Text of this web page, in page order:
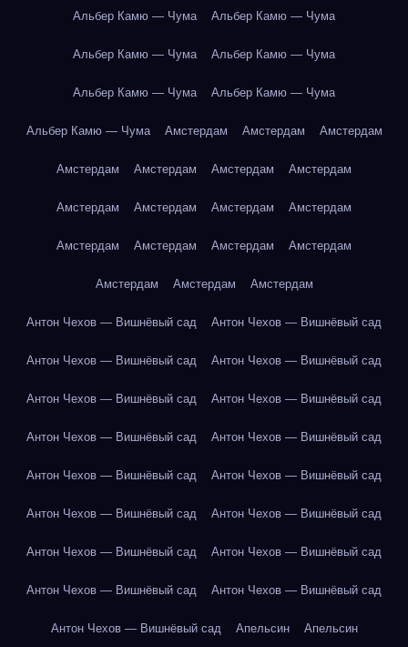
Альбер Камю — Чума Альбер Камю — Чума
Альбер Камю — Чума Альбер Камю — Чума
Альбер Камю — Чума Альбер Камю — Чума
Альбер Камю — Чума Амстердам Амстердам Амстердам
Амстердам Амстердам Амстердам Амстердам
Амстердам Амстердам Амстердам Амстердам
Амстердам Амстердам Амстердам Амстердам
Амстердам Амстердам Амстердам
Антон Чехов — Вишнёвый сад Антон Чехов — Вишнёвый сад
Антон Чехов — Вишнёвый сад Антон Чехов — Вишнёвый сад
Антон Чехов — Вишнёвый сад Антон Чехов — Вишнёвый сад
Антон Чехов — Вишнёвый сад Антон Чехов — Вишнёвый сад
Антон Чехов — Вишнёвый сад Антон Чехов — Вишнёвый сад
Антон Чехов — Вишнёвый сад Антон Чехов — Вишнёвый сад
Антон Чехов — Вишнёвый сад Антон Чехов — Вишнёвый сад
Антон Чехов — Вишнёвый сад Антон Чехов — Вишнёвый сад
Антон Чехов — Вишнёвый сад Апельсин Апельсин